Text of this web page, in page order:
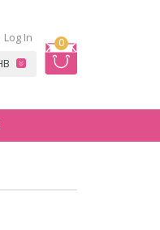
0
Log In